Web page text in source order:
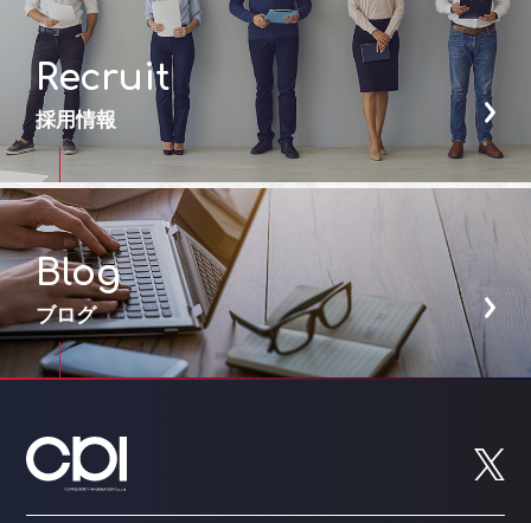
Recruit
採用情報
Blog
ブログ